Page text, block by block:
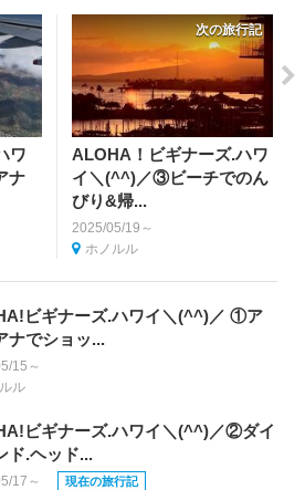
ワ
ナ
次の旅行記
ALOHA！ビギナーズ.ハワ
イ＼(^^)／③ビーチでのん
びり&帰...
2025/05/19～
ホノルル
ビギナーズ.ハワイ＼(^^)／ ①ア
ナでショッ...
15～
ル
ビギナーズ.ハワイ＼(^^)／②ダイ
ド.ヘッド...
17～ 現在の旅行記